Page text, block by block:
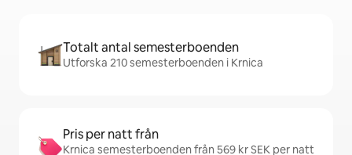
Totalt antal semesterboenden
Utforska 210 semesterboenden i Krnica
Pris per natt från
Krnica semesterboenden från 569 kr SEK per natt